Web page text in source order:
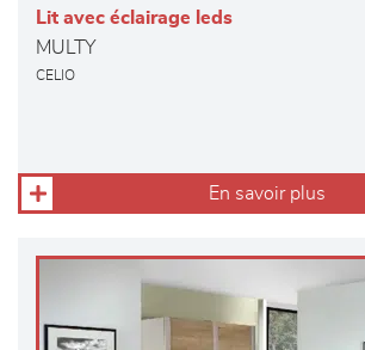
Lit avec éclairage leds
MULTY
CELIO
En savoir plus